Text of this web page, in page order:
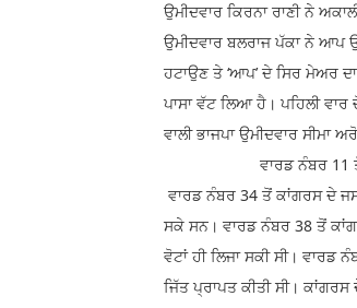
ਉਮੀਦਵਾਰ ਕਿਰਨਾ ਰਾਣੀ ਨੇ
ਉਮੀਦਵਾਰ ਬਲਰਾਜ ਪੱਕਾ ਨੇ ਆਪ
ਹਟਾਉਣ ਤੇ ‘ਆਪ’ ਦੇ ਸਿਰ ਮੇਅਰ
ਪਾਸਾ ਵੱਟ ਲਿਆ ਹੈ। ਪਹਿਲੀ
ਵਾਲੀ ਭਾਜਪਾ ਉਮੀਦਵਾਰ ਸੀਮਾ
ਵਾਰਡ ਨੰਬਰ 11 ਤੋਂ ਕਾਂਗਰਸ
ਵਾਰਡ ਨੰਬਰ 34 ਤੋਂ ਕਾਂਗਰਸ ਦੇ
ਸਕੇ ਸਨ। ਵਾਰਡ ਨੰਬਰ 38 ਤੋਂ
ਵੋਟਾਂ ਹੀ ਲਿਜਾ ਸਕੀ ਸੀ।
ਜਿੱਤ ਪ੍ਰਾਪਤ ਕੀਤੀ ਸੀ।